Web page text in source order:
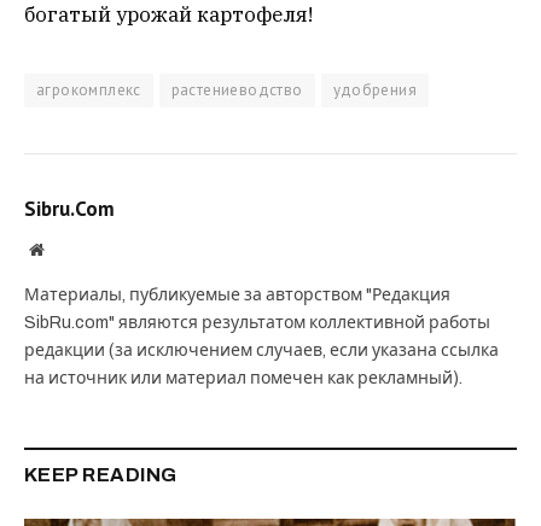
богатый урожай картофеля!
агрокомплекс растениеводство удобрения
Sibru.Com
Website
Материалы, публикуемые за авторством "Редакция
SibRu.com" являются результатом коллективной работы
редакции (за исключением случаев, если указана ссылка
на источник или материал помечен как рекламный).
KEEP READING